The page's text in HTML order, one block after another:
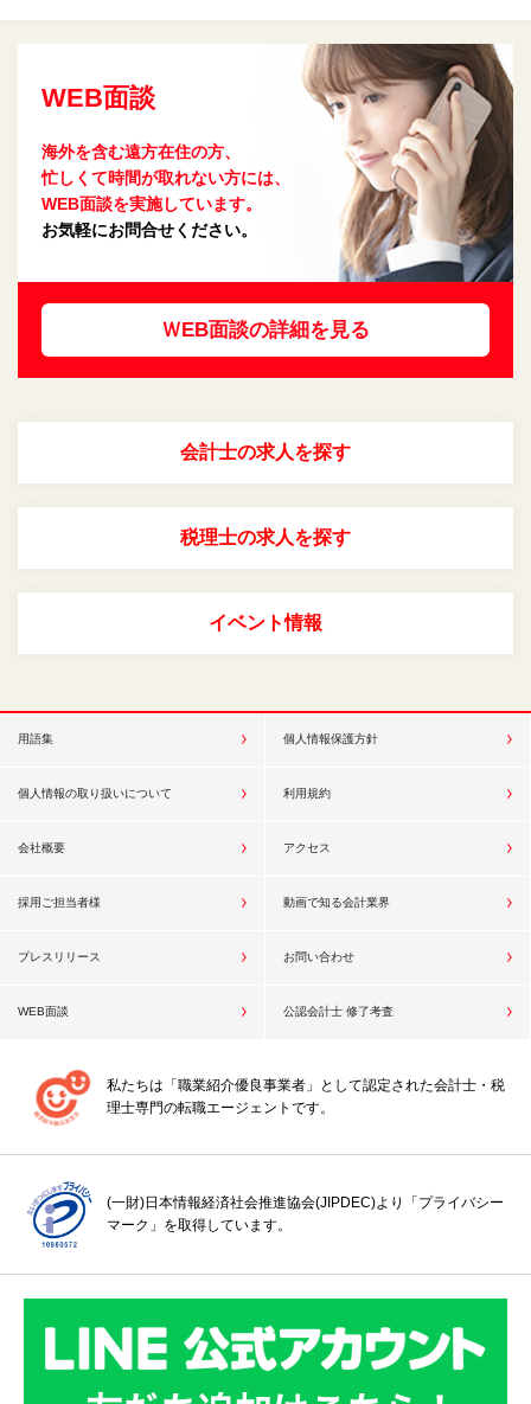
WEB面談
海外を含む遠方在住の方、
忙しくて時間が取れない方には、
WEB面談を実施しています。
お気軽にお問合せください。
ＷEB面談の詳細を見る
会計士の求人を探す
税理士の求人を探す
イベント情報
会社概要 アクセス
個人情報保護方針
個人情報の取り扱いについて 利用規約
プレスリリース
採用ご担当者様
お問い合わせ
動画で知る会計業界
WEB面談 公認会計士 修了考査
用語集
私たちは「職業紹介優良事業者」として認定された会計士・税
理士専門の転職エージェントです。
(一財)日本情報経済社会推進協会(JIPDEC)より「プライバシー
マーク」を取得しています。